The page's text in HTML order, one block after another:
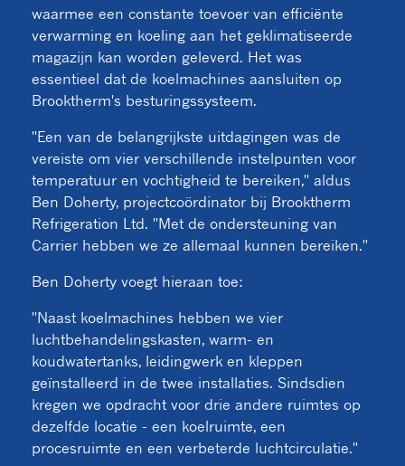
waarmee een constante toevoer van efficiënte
verwarming en koeling aan het geklimatiseerde
magazijn kan worden geleverd. Het was
essentieel dat de koelmachines aansluiten op
Brooktherm's besturingssysteem.
"Een van de belangrijkste uitdagingen was de
vereiste om vier verschillende instelpunten voor
temperatuur en vochtigheid te bereiken," aldus
Ben Doherty, projectcoördinator bij Brooktherm
Refrigeration Ltd. "Met de ondersteuning van
Carrier hebben we ze allemaal kunnen bereiken."
Ben Doherty voegt hieraan toe:
"Naast koelmachines hebben we vier
luchtbehandelingskasten, warm- en
koudwatertanks, leidingwerk en kleppen
geïnstalleerd in de twee installaties. Sindsdien
kregen we opdracht voor drie andere ruimtes op
dezelfde locatie - een koelruimte, een
procesruimte en een verbeterde luchtcirculatie."